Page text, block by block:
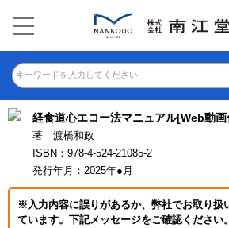
キーワードを入力してください
経食道心エコー法マニュアル[Web動画
著 渡橋和政
ISBN：978-4-524-21085-2
発行年月：2025年●月
※入力内容に誤りがあるか、弊社でお取り扱
ています。下記メッセージをご確認ください。